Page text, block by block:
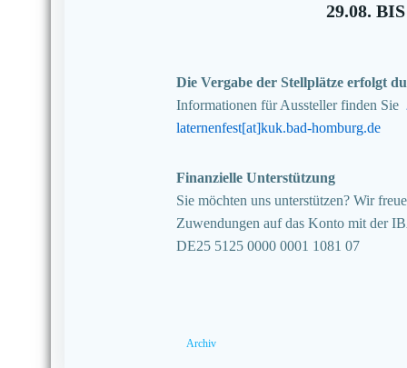
29.08.
Die Vergabe der Stellplätze erfolgt
Informationen für Aussteller finden Sie
laternenfest[at]kuk.bad-homburg.de
Finanzielle Unterstützung
Sie möchten uns unterstützen? Wir
Zuwendungen auf das Konto mit der
DE25 5125 0000 0001 1081 07
Archiv